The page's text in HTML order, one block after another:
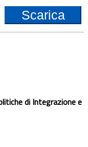
Scarica
di Integrazione e